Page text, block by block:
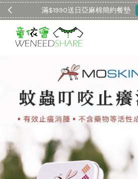
滿$1990送日亞麻棉簡約餐墊
您的購物車目前還